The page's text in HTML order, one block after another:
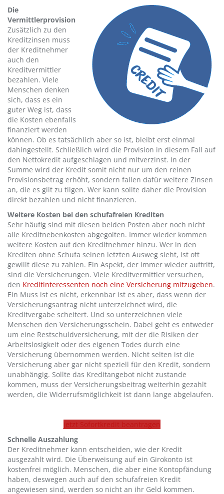
Die
Vermittlerprovision
Zusätzlich zu den
Kreditzinsen muss
der Kreditnehmer
auch den
Kreditvermittler
bezahlen. Viele
Menschen denken
sich, dass es ein
guter Weg ist, dass
die Kosten ebenfalls
finanziert werden
können. Ob es tatsächlich aber so ist, bleibt erst einmal
dahingestellt. Schließlich wird die Provision in diesem Fall auf
den Nettokredit aufgeschlagen und mitverzinst. In der
Summe wird der Kredit somit nicht nur um den reinen
Provisionsbetrag erhöht, sondern fallen dafür weitere Zinsen
an, die es gilt zu tilgen. Wer kann sollte daher die Provision
direkt bezahlen und nicht finanzieren.
Weitere Kosten bei den schufafreien Krediten
Sehr häufig sind mit diesen beiden Posten aber noch nicht
alle Kreditnebenkosten abgegolten. Immer wieder kommen
weitere Kosten auf den Kreditnehmer hinzu. Wer in den
Krediten ohne Schufa seinen letzten Ausweg sieht, ist oft
gewillt diese zu zahlen. Ein Aspekt, der immer wieder auftritt,
sind die Versicherungen. Viele Kreditvermittler versuchen,
den Kreditinteressenten noch eine Versicherung mitzugeben.
Ein Muss ist es nicht, erkennbar ist es aber, dass wenn der
Versicherungsantrag nicht unterzeichnet wird, die
Kreditvergabe scheitert. Und so unterzeichnen viele
Menschen den Versicherungsschein. Dabei geht es entweder
um eine Restschuldversicherung, mit der die Risiken der
Arbeitslosigkeit oder des eigenen Todes durch eine
Versicherung übernommen werden. Nicht selten ist die
Versicherung aber gar nicht speziell für den Kredit, sondern
unabhängig. Sollte das Kreditangebot nicht zustande
kommen, muss der Versicherungsbeitrag weiterhin gezahlt
werden, die Widerrufsmöglichkeit ist dann lange abgelaufen.
jetzt Sofortkredit beantragen
Schnelle Auszahlung
Der Kreditnehmer kann entscheiden, wie der Kredit
ausgezahlt wird. Die Überweisung auf ein Girokonto ist
kostenfrei möglich. Menschen, die aber eine Kontopfändung
haben, deswegen auch auf den schufafreien Kredit
angewiesen sind, werden so nicht an ihr Geld kommen.